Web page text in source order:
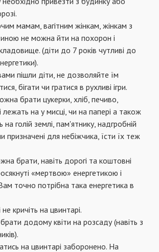
мамам, вагітним жінкам, жінкам з
не можна йти на похорон і
(діти до 7 років чутливі до
пішли діти, не дозволяйте їм
бігати чи гратися в рухливі ігри.
брати цукерки, хліб, печиво,
лежать на у мисці, чи на папері а також
голій землі, пам'ятнику, надгробній
призначені для небіжчика, їсти їх теж
брати, навіть дорогі та коштовні
«мертвою» енергетикою і
точно потрібна така енергетика в
не кричіть на цвинтарі.
додому квіти на розсаду (навіть з
на цвинтарі заборонено. На